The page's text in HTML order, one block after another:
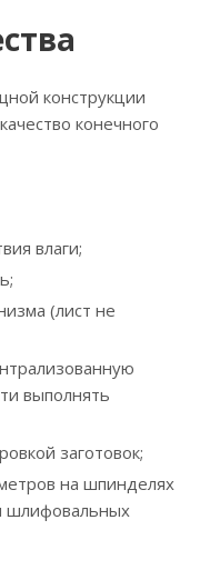
конструкции
конечного
влаги;
(лист не
выполнять
заготовок;
на шпинделях
шлифовальных